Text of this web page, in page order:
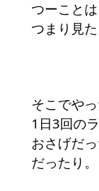
つーこと
つまり見た
そこでや
1日3回の
おさげだ
だったり